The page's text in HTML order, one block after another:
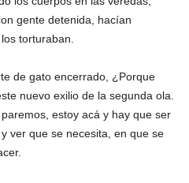
gente detenida, hacían
torturaban.
de gato encerrado, ¿Porque
nuevo exilio de la segunda ola.
estoy acá y hay que ser
ver que se necesita, en que se